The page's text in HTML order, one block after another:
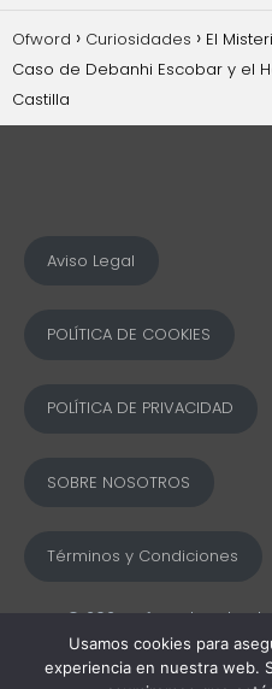
Ofword Curiosidades
El
Caso de Debanhi Escobar y el
Castilla
Aviso Legal
POLÍTICA DE COOKIES
POLÍTICA DE PRIVACIDAD
SOBRE NOSOTROS
Términos y Condiciones
© 2025 Ofword Todos
Usamos cookies para
experiencia en nuestra web.